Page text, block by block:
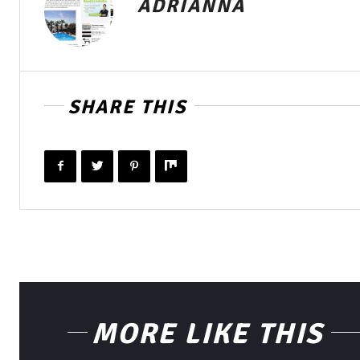
ADRIANNA
SHARE THIS
MORE LIKE THIS